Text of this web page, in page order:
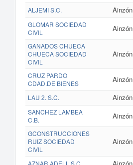
ALJEMI S.C. Ainzón
GLOMAR SOCIEDAD
CIVIL
Ainzón
GANADOS CHUECA
CHUECA SOCIEDAD
CIVIL
Ainzón
CRUZ PARDO
CDAD.DE BIENES
Ainzón
LAU 2. S.C. Ainzón
SANCHEZ LAMBEA
C.B.
Ainzón
GCONSTRUCCIONES
RUIZ SOCIEDAD
CIVIL
Ainzón
AZNAR ADELL S.C.